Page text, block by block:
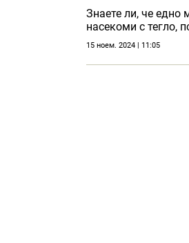
Знаете ли, че едно
насекоми с тегло,
15 ноем. 2024 | 11:05